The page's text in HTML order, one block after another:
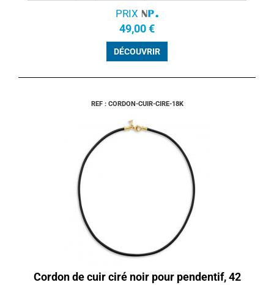
PRIX
49,00 €
DÉCOUVRIR
REF : CORDON-CUIR-CIRE-18K
Cordon de cuir ciré noir pour pendentif, 42